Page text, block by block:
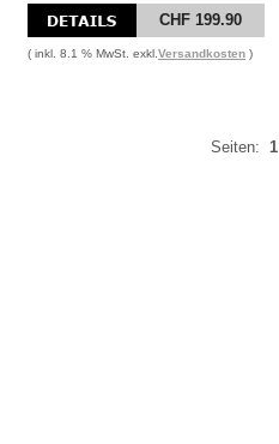
CHF 199.90
( inkl. 8.1 % MwSt. exkl. Versandkosten )
Seiten: 1